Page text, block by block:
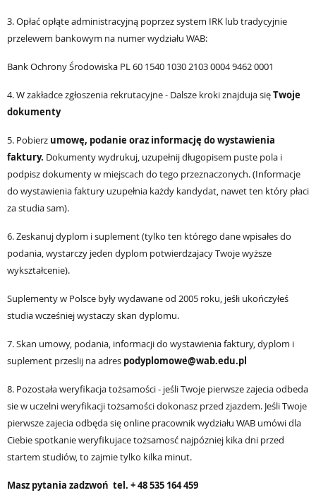
3. Opłać opłąte administracyjną poprzez system IRK lub tradycyjnie
przelewem bankowym na numer wydziału WAB:
Bank Ochrony Środowiska PL 60 1540 1030 2103 0004 9462 0001
4. W zakładce zgłoszenia rekrutacyjne - Dalsze kroki znajduja sięTwoje
dokumenty
5. Pobierz umowę, podanie oraz informację do wystawienia
faktury. Dokumenty wydrukuj, uzupełnij długopisem puste pola i
podpisz dokumenty w miejscach do tego przeznaczonych. (Informacje
do wystawienia faktury uzupełnia każdy kandydat, nawet ten który płaci
za studia sam).
6. Zeskanuj dyplom i suplement (tylko ten którego dane wpisałes do
podania, wystarczy jeden dyplom potwierdzajacy Twoje wyższe
wykształcenie).
Suplementy w Polsce były wydawane od 2005 roku, jeśłi ukończyłeś
studia wcześniej wystaczy skan dyplomu.
7. Skan umowy, podania, informacji do wystawienia faktury, dyplom i
suplement przeslij na adres podyplomowe@wab.edu.pl
8. Pozostała weryfikacja tożsamości - jeśli Twoje pierwsze zajecia odbeda
sie w uczelni weryfikacji tożsamości dokonasz przed zjazdem. Jeśli Twoje
pierwsze zajecia odbęda się online pracownik wydziału WAB umówi dla
Ciebie spotkanie weryfikujace tożsamosć najpózniej kika dni przed
startem studiów, to zajmie tylko kilka minut.
Masz pytania zadzwoń tel. + 48 535 164 459